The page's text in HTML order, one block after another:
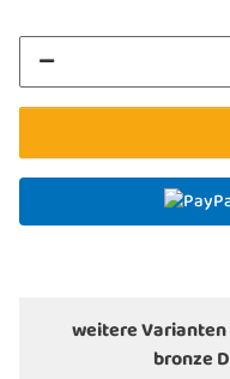
weitere
bronze